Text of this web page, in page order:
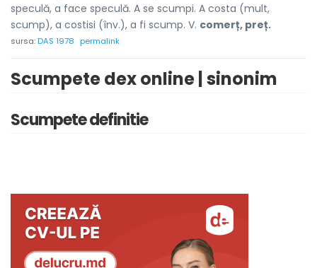
speculă, a face speculă. A se scumpi. A costa (mult,
scump), a costisi (înv.), a fi scump. V. comerț, preț.
sursa:DAS 1978 permalink
Scumpete dex online | sinonim
Scumpete definitie